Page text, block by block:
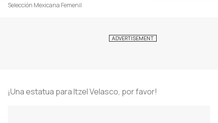
Selección Mexicana Femenil
¡Una estatua para Itzel Velasco, por favor!